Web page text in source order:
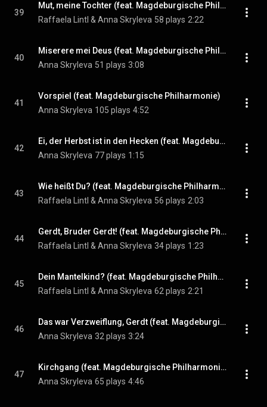
39
Mut, meine Tochter (feat. Magdeburgische Philharmonie & Karina Repova)
Raffaela Lintl & Anna Skryleva 58 plays 2:22
40
Miserere mei Deus (feat. Magdeburgische Philharmonie, Opernchor des Theaters Magdeburg & Karina Repova)
Anna Skryleva 51 plays 3:08
41
Vorspiel (feat. Magdeburgische Philharmonie)
Anna Skryleva 105 plays 4:52
42
Ei, der Herbst ist in den Hecken (feat. Magdeburgische Philharmonie & Opernchor des Theaters Magdeburg)
Anna Skryleva 77 plays 1:15
43
Wie heißt Du? (feat. Magdeburgische Philharmonie, Jan Arik Redmer & Marko Pantelić)
Raffaela Lintl & Anna Skryleva 56 plays 2:03
44
Gerdt, Bruder Gerdt! (feat. Magdeburgische Philharmonie)
Raffaela Lintl & Anna Skryleva 34 plays 1:23
45
Dein Mantelkind? (feat. Magdeburgische Philharmonie & Marko Pantelić)
Raffaela Lintl & Anna Skryleva 62 plays 2:21
46
Das war Verzweiflung, Gerdt (feat. Magdeburgische Philharmonie, Marko Pantelić & Kristi Anna Isene)
Anna Skryleva 32 plays 3:24
47
Kirchgang (feat. Magdeburgische Philharmonie)
Anna Skryleva 65 plays 4:46